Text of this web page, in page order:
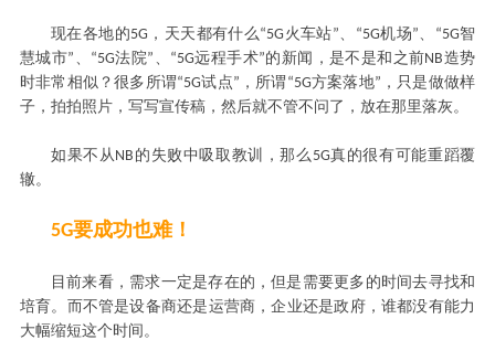
现在各地的5G ，天天都有什么“5G 火车站”、 “5G机场”、 “5G智
慧城市” 、 “5G法院” 、 “5G远程手术”的新闻，是不是和之前NB造势
时非常相似？很多所谓“5G试点” ，所谓 “5G方案落地” ，只是做做样
子，拍拍照片，写写宣传稿，然后就不管不问了，放在那里落灰。
如果不从NB 的失败中吸取教训，那么 5G真的很有可能重蹈覆
辙。
5G要成功也难！
目前来看，需求一定是存在的，但是需要更多的时间去寻找和
培育。而不管是设备商还是运营商，企业还是政府，谁都没有能力
大幅缩短这个时间。